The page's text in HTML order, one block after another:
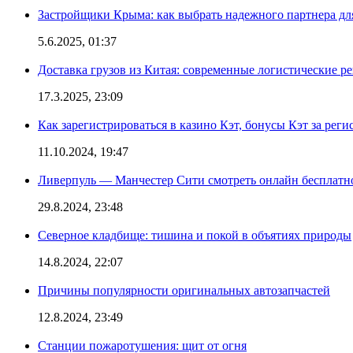
Застройщики Крыма: как выбрать надежного партнера
5.6.2025, 01:37
Доставка грузов из Китая: современные логистические
17.3.2025, 23:09
Как зарегистрироваться в казино Кэт, бонусы Кэт за
11.10.2024, 19:47
Ливерпуль — Манчестер Сити смотреть онлайн
29.8.2024, 23:48
Северное кладбище: тишина и покой в объятиях природы
14.8.2024, 22:07
Причины популярности оригинальных автозапчастей
12.8.2024, 23:49
Станции пожаротушения: щит от огня